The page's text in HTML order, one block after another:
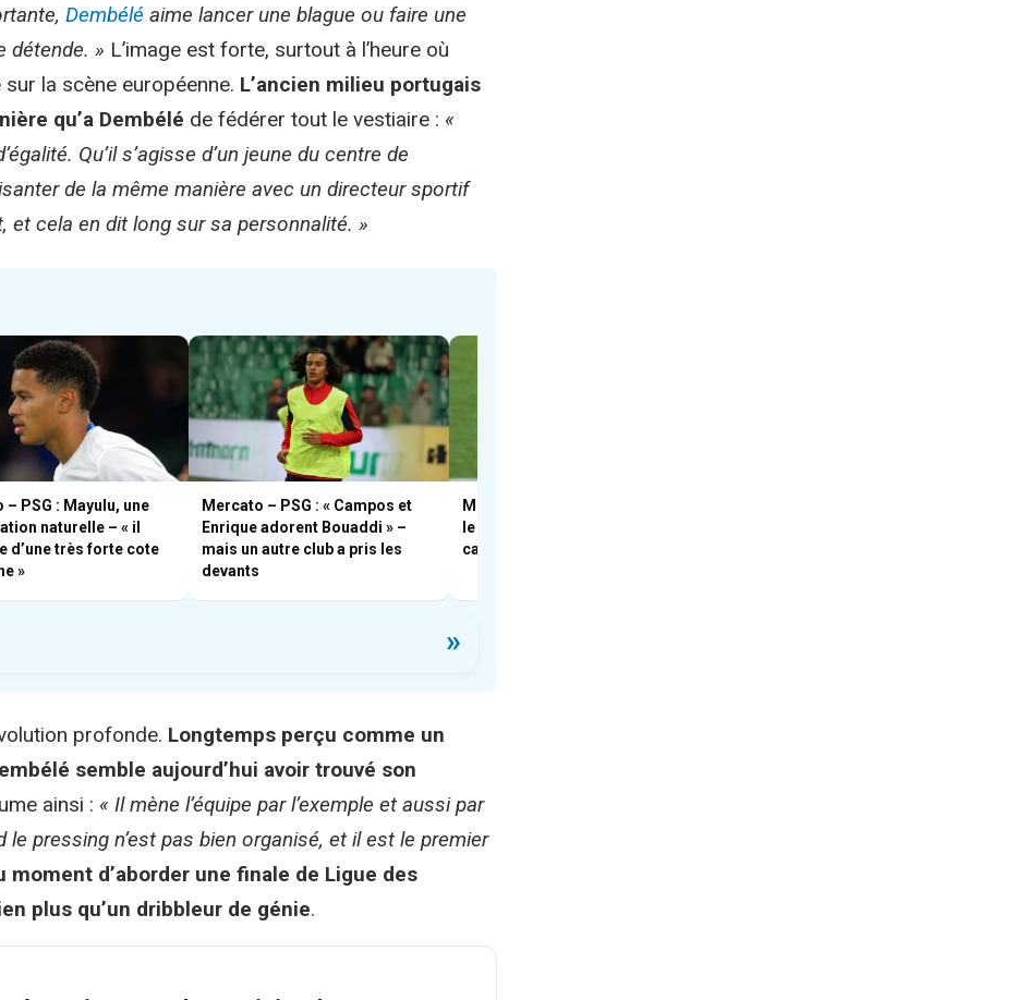
Dembélé aime lancer une blague ou faire une
détende. » L’image est forte, surtout à l’heure où
la scène européenne. L’ancien milieu portugais
qu’a Dembélé de fédérer tout le vestiaire : «
Qu’il s’agisse d’un jeune du centre de
de la même manière avec un directeur sportif
et cela en dit long sur sa personnalité. »
– PSG : Mayulu, une
naturelle – « il
d’une très forte cote
»
Mercato – PSG : « Campos et
Enrique adorent Bouaddi » –
mais un autre club a pris les
devants
Mercato – PSG : Ferran Torres,
le futur chouchou d’Enrique en
cas d’arrivée à Paris ?
»
profonde. Longtemps perçu comme un
semble aujourd’hui avoir trouvé son
ainsi : « Il mène l’équipe par l’exemple et aussi par
pressing n’est pas bien organisé, et il est le premier
moment d’aborder une finale de Ligue des
plus qu’un dribbleur de génie.